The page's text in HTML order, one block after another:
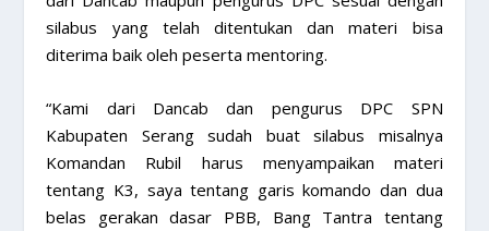
silabus yang telah ditentukan dan materi bisa
diterima baik oleh peserta mentoring.
“Kami dari Dancab dan pengurus DPC SPN
Kabupaten Serang sudah buat silabus misalnya
Komandan Rubil harus menyampaikan materi
tentang K3, saya tentang garis komando dan dua
belas gerakan dasar PBB, Bang Tantra tentang